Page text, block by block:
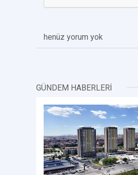
henüz yorum yok
GÜNDEM HABERLERİ